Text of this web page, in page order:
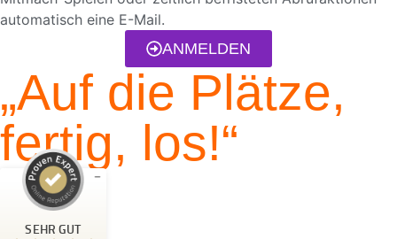
automatisch eine E-Mail.
ANMELDEN
„Auf die Plätze,
fertig, los!“
SEHR GUT
Kundenbewertungen und Erfahrungen zu
Blattwerk Media GmbH